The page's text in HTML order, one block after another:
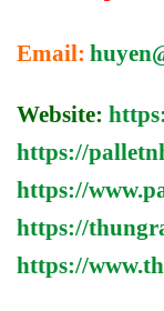
Email:
Website:
https://
https://
https://
https://